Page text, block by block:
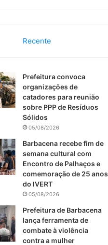
c
e
b
o
o
k
u
T
u
b
e
s
a
g
r
Recente
Prefeitura convoca
organizações de
catadores para reunião
sobre PPP de Resíduos
Sólidos
05/08/2026
Barbacena recebe fim de
semana cultural com
Encontro de Palhaços e
comemoração de 25 anos
do IVERT
05/08/2026
Prefeitura de Barbacena
lança ferramenta de
combate à violência
contra a mulher